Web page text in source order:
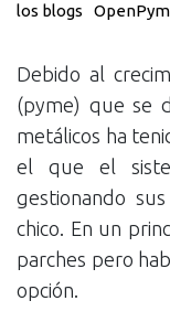
los blogs
Debido al
(pyme) que se
metálicos ha
el que el
gestionando
chico. En un
parches pero
opción.